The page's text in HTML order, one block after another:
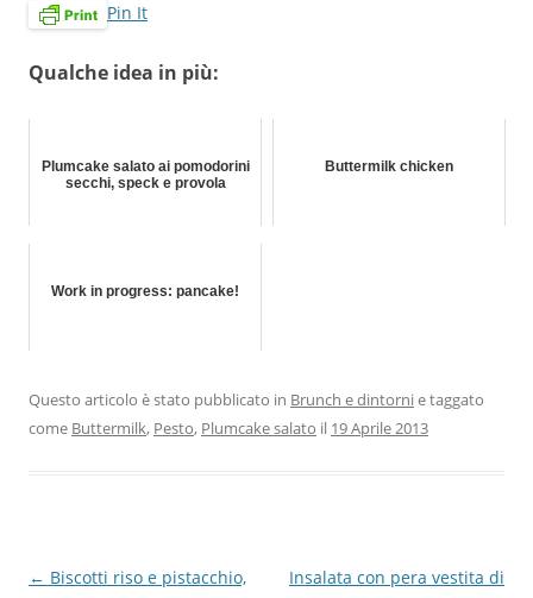
Pin It
Qualche idea in più:
Plumcake salato ai pomodorini
secchi, speck e provola
Buttermilk chicken
Work in progress: pancake!
Questo articolo è stato pubblicato in Brunch e dintornie taggato
come Buttermilk, Pesto, Plumcake salato il 19 Aprile 2013
Navigazione
← Biscotti riso e pistacchio, Insalata con pera vestita di